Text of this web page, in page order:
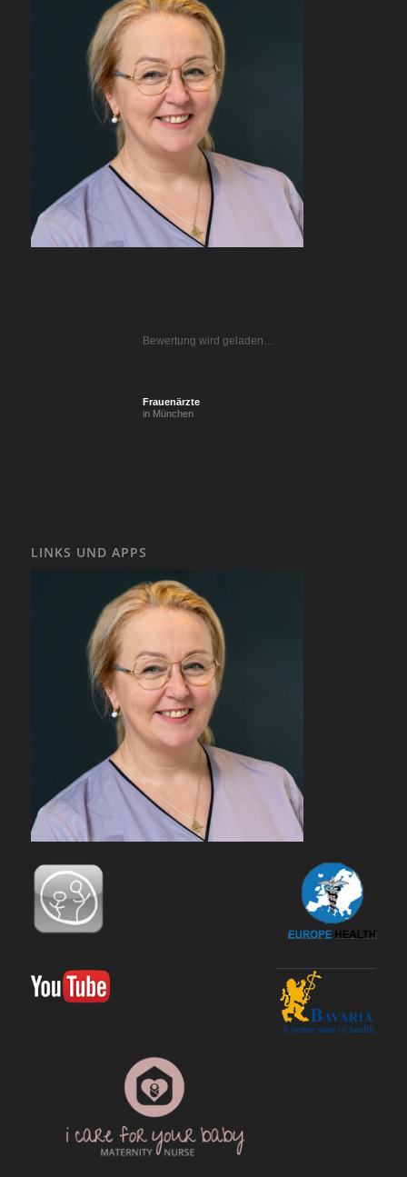
Bewertung wird geladen…
Frauenärzte
in München
LINKS UND APPS